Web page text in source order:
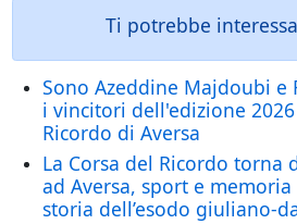
Ti potrebbe
Sono Azeddine Majdoubi e
i vincitori dell'edizione
Ricordo di Aversa
La Corsa del Ricordo torna
ad Aversa, sport e
storia dell’esodo giuliano-